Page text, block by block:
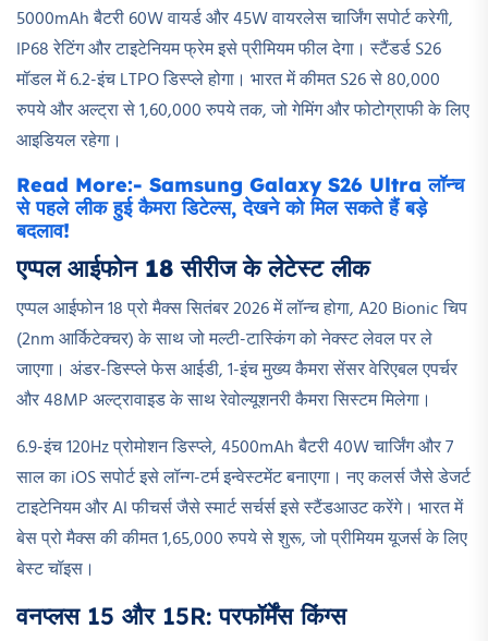
5000mAh बैटरी 60W वायर्ड और 45W वायरलेस चार्जिंग सपोर्ट करेगी,
IP68 रेटिंग और टाइटेनियम फ्रेम इसे प्रीमियम फील देगा। स्टैंडर्ड S26
मॉडल में 6.2-इंच LTPO डिस्प्ले होगा। भारत में कीमत S26 से 80,000
रुपये और अल्ट्रा से 1,60,000 रुपये तक, जो गेमिंग और फोटोग्राफी के लिए
आइडियल रहेगा।​
Read More:- Samsung Galaxy S26 Ultra लॉन्च
से पहले लीक हुई कैमरा डिटेल्स, देखने को मिल सकते हैं बड़े
बदलाव!
एप्पल आईफोन 18 सीरीज के लेटेस्ट लीक
एप्पल आईफोन 18 प्रो मैक्स सितंबर 2026 में लॉन्च होगा, A20 Bionic चिप
(2nm आर्किटेक्चर) के साथ जो मल्टी-टास्किंग को नेक्स्ट लेवल पर ले
जाएगा। अंडर-डिस्प्ले फेस आईडी, 1-इंच मुख्य कैमरा सेंसर वेरिएबल एपर्चर
और 48MP अल्ट्रावाइड के साथ रेवोल्यूशनरी कैमरा सिस्टम मिलेगा।
6.9-इंच 120Hz प्रोमोशन डिस्प्ले, 4500mAh बैटरी 40W चार्जिंग और 7
साल का iOS सपोर्ट इसे लॉन्ग-टर्म इन्वेस्टमेंट बनाएगा। नए कलर्स जैसे डेजर्ट
टाइटेनियम और AI फीचर्स जैसे स्मार्ट सर्चर्स इसे स्टैंडआउट करेंगे। भारत में
बेस प्रो मैक्स की कीमत 1,65,000 रुपये से शुरू, जो प्रीमियम यूजर्स के लिए
बेस्ट चॉइस।​
वनप्लस 15 और 15R: परफॉर्मेंस किंग्स